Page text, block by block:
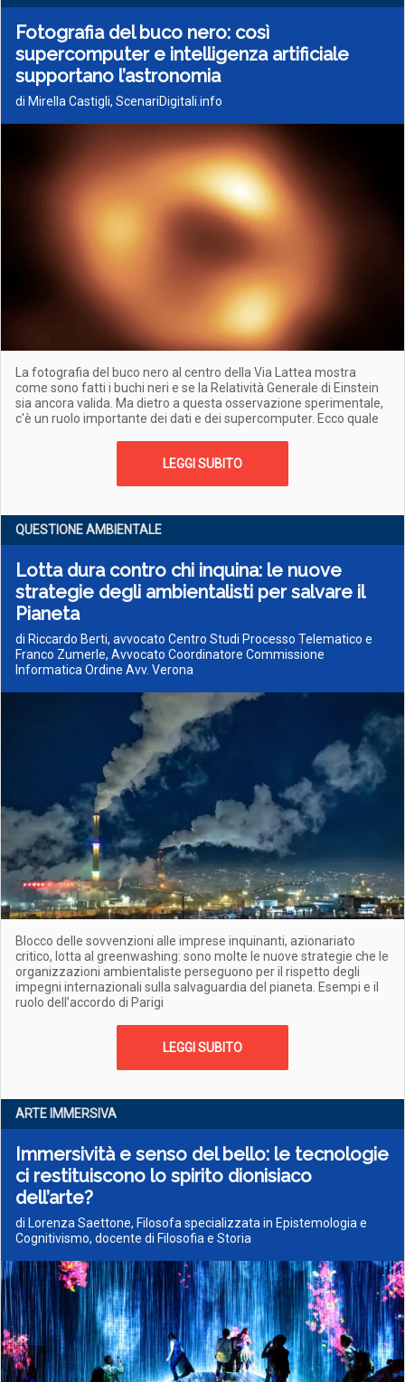
Fotografia del buco nero: così
supercomputer e intelligenza artificiale
supportano l’astronomia
di Mirella Castigli, ScenariDigitali.info
La fotografia del buco nero al centro della Via Lattea mostra
come sono fatti i buchi neri e se la Relatività Generale di Einstein
sia ancora valida. Ma dietro a questa osservazione sperimentale,
c'è un ruolo importante dei dati e dei supercomputer. Ecco quale
LEGGI SUBITO
QUESTIONE AMBIENTALE
Lotta dura contro chi inquina: le nuove
strategie degli ambientalisti per salvare il
Pianeta
di Riccardo Berti, avvocato Centro Studi Processo Telematico e
Franco Zumerle, Avvocato Coordinatore Commissione
Informatica Ordine Avv. Verona
Blocco delle sovvenzioni alle imprese inquinanti, azionariato
critico, lotta al greenwashing: sono molte le nuove strategie che le
organizzazioni ambientaliste perseguono per il rispetto degli
impegni internazionali sulla salvaguardia del pianeta. Esempi e il
ruolo dell’accordo di Parigi
LEGGI SUBITO
ARTE IMMERSIVA
Immersività e senso del bello: le tecnologie
ci restituiscono lo spirito dionisiaco
dell’arte?
di Lorenza Saettone, Filosofa specializzata in Epistemologia e
Cognitivismo, docente di Filosofia e Storia